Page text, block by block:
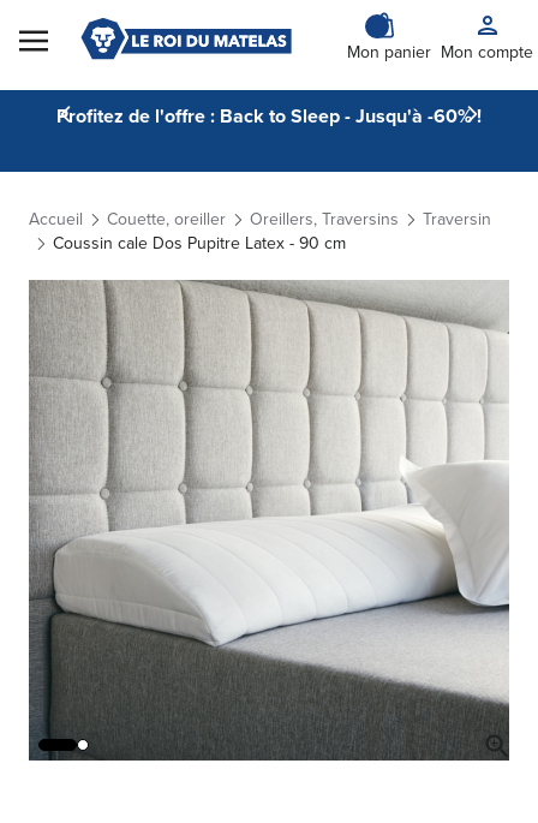
Skip to Content
Mon panier Mon compte
Profitez de l'offre : Back to Sleep - Jusqu'à -60% !
Accueil Couette, oreiller Oreillers, Traversins
Traversin
Coussin cale Dos Pupitre Latex - 90 cm